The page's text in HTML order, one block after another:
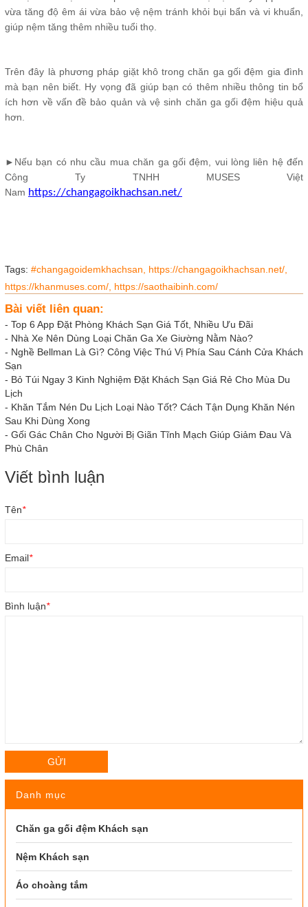
vừa tăng độ êm ái vừa bảo vệ nệm tránh khỏi bụi bẩn và vi khuẩn,
giúp nệm tăng thêm nhiều tuổi thọ.
Trên đây là phương pháp giặt khô trong chăn ga gối đệm gia đình
mà bạn nên biết. Hy vọng đã giúp bạn có thêm nhiều thông tin bổ
ích hơn về vấn đề bảo quản và vệ sinh chăn ga gối đệm hiệu quả
hơn.
►Nếu bạn có nhu cầu mua chăn ga gối đệm, vui lòng liên hệ đến
Công Ty TNHH MUSES Việt
Nam https://changagoikhachsan.net/
Tags: #changagoidemkhachsan, https://changagoikhachsan.net/,
https://khanmuses.com/, https://saothaibinh.com/
Bài viết liên quan:
- Top 6 App Đặt Phòng Khách Sạn Giá Tốt, Nhiều Ưu Đãi
- Nhà Xe Nên Dùng Loại Chăn Ga Xe Giường Nằm Nào?
- Nghề Bellman Là Gì? Công Việc Thú Vị Phía Sau Cánh Cửa Khách
Sạn
- Bỏ Túi Ngay 3 Kinh Nghiệm Đặt Khách Sạn Giá Rẻ Cho Mùa Du
Lịch
- Khăn Tắm Nén Du Lịch Loại Nào Tốt? Cách Tận Dụng Khăn Nén
Sau Khi Dùng Xong
- Gối Gác Chân Cho Người Bị Giãn Tĩnh Mạch Giúp Giảm Đau Và
Phù Chân
Viết bình luận
Tên*
Email*
Bình luận*
GỬI
Danh mục
Chăn ga gối đệm Khách sạn
Nệm Khách sạn
Áo choàng tắm